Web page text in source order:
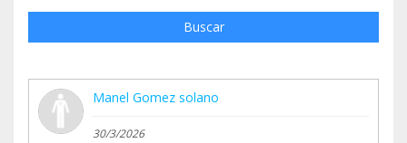
Buscar
Manel Gomez solano
30/3/2026